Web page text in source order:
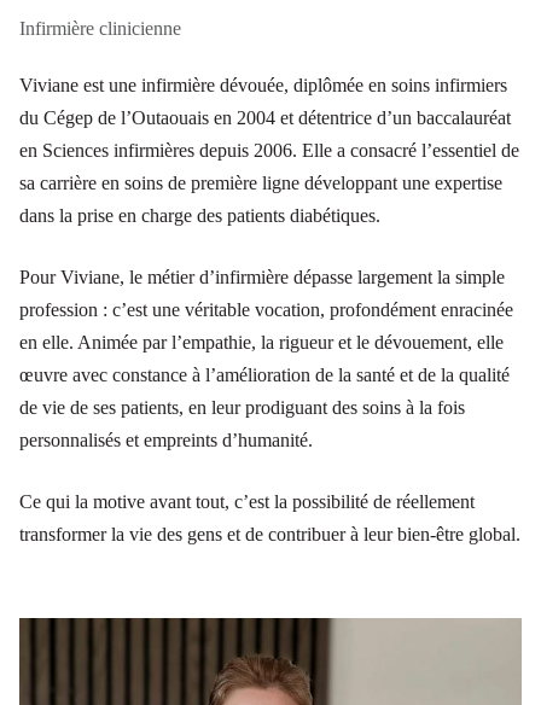
Infirmière clinicienne
Viviane est une infirmière dévouée, diplômée en soins infirmiers
du Cégep de l’Outaouais en 2004 et détentrice d’un baccalauréat
en Sciences infirmières depuis 2006. Elle a consacré l’essentiel de
sa carrière en soins de première ligne développant une expertise
dans la prise en charge des patients diabétiques.
Pour Viviane, le métier d’infirmière dépasse largement la simple
profession : c’est une véritable vocation, profondément enracinée
en elle. Animée par l’empathie, la rigueur et le dévouement, elle
œuvre avec constance à l’amélioration de la santé et de la qualité
de vie de ses patients, en leur prodiguant des soins à la fois
personnalisés et empreints d’humanité.
Ce qui la motive avant tout, c’est la possibilité de réellement
transformer la vie des gens et de contribuer à leur bien-être global.